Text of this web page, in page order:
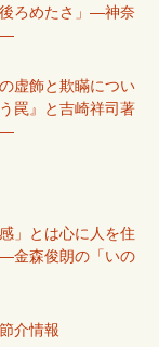
ろめたさ」―神奈
―
虚飾と欺瞞につい
罠』と吉崎祥司著
―
」とは心に人を住
金森俊朗の「いの
介情報